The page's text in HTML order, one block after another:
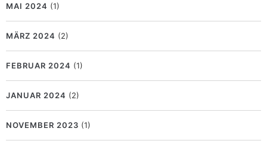
MAI 2024 (1)
MÄRZ 2024 (2)
FEBRUAR 2024 (1)
JANUAR 2024 (2)
NOVEMBER 2023 (1)